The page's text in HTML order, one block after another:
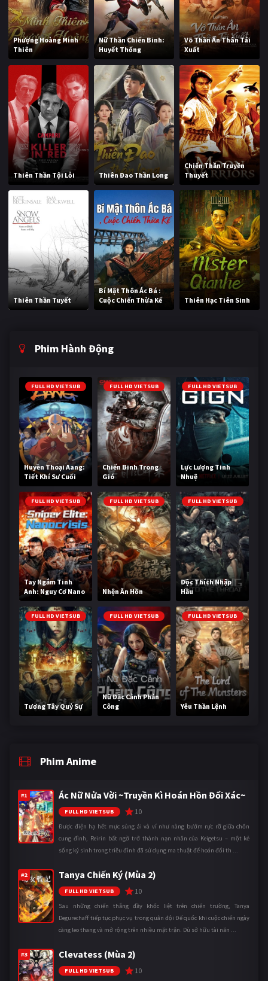
Phượng Hoàng Minh
Thiên
Nữ Thần Chiến Binh:
Huyết Thống
Võ Thần Ẩn Thân Tái
Xuất
Thiên Thần Tội Lỗi Thiên Đao Thần Long
Chiến Thần Truyền
Thuyết
Thiên Thần Tuyết
Bí Mật Thôn Ác Bá :
Cuộc Chiến Thừa Kế
Thiên Hạc Tiên Sinh
Phim Hành Động
FULL HD VIETSUB
Huyền Thoại Aang:
Tiết Khí Sư Cuối
Cùng
FULL HD VIETSUB
Chiến Binh Trong
Gió
FULL HD VIETSUB
Lực Lượng Tinh
Nhuệ
FULL HD VIETSUB
Tay Ngắm Tinh
Anh: Nguy Cơ Nano
FULL HD VIETSUB
Nhện Ăn Hồn
FULL HD VIETSUB
Độc Thích Nhập
Hầu
FULL HD VIETSUB
Tương Tây Quỷ Sự
FULL HD VIETSUB
Nữ Đặc Cảnh Phản
Công
FULL HD VIETSUB
Yêu Thần Lệnh
Phim Anime
#1 Ác Nữ Nửa Vời ~Truyền Kì Hoán Hồn Đổi Xác~
FULL HD VIETSUB 10
Được điện hạ hết mực sủng ái và ví như nàng bướm rực rỡ giữa chốn
cung đình, Reirin bất ngờ trở thành nạn nhân của Keigetsu – một kẻ
sống ký sinh trong triều đình đã sử dụng ma thuật để hoán đổi th ...
#2 Tanya Chiến Ký (Mùa 2)
FULL HD VIETSUB 10
Sau những chiến thắng đầy khốc liệt trên chiến trường, Tanya
Degurechaff tiếp tục phục vụ trong quân đội Đế quốc khi cuộc chiến ngày
càng leo thang và mở rộng trên nhiều mặt trận. Dù sở hữu tài năn ...
#3 Clevatess (Mùa 2)
FULL HD VIETSUB 10